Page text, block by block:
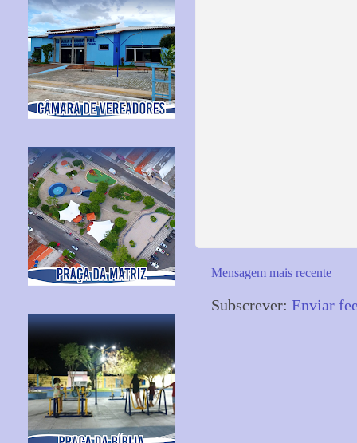
Mensagem mais recente
Subscrever: Enviar